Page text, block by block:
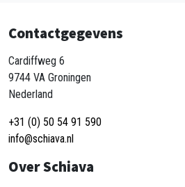
Contactgegevens
Cardiffweg 6
9744 VA Groningen
Nederland
+31 (0) 50 54 91 590
info@schiava.nl
Over Schiava